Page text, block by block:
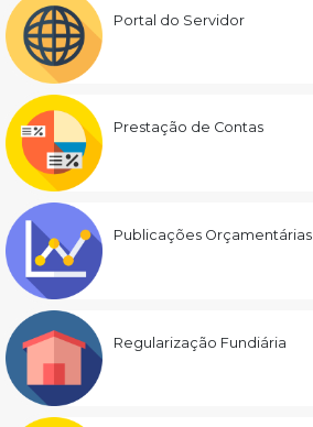
Portal do Servidor
Prestação de Contas
Publicações Orçamentárias
Regularização Fundiária